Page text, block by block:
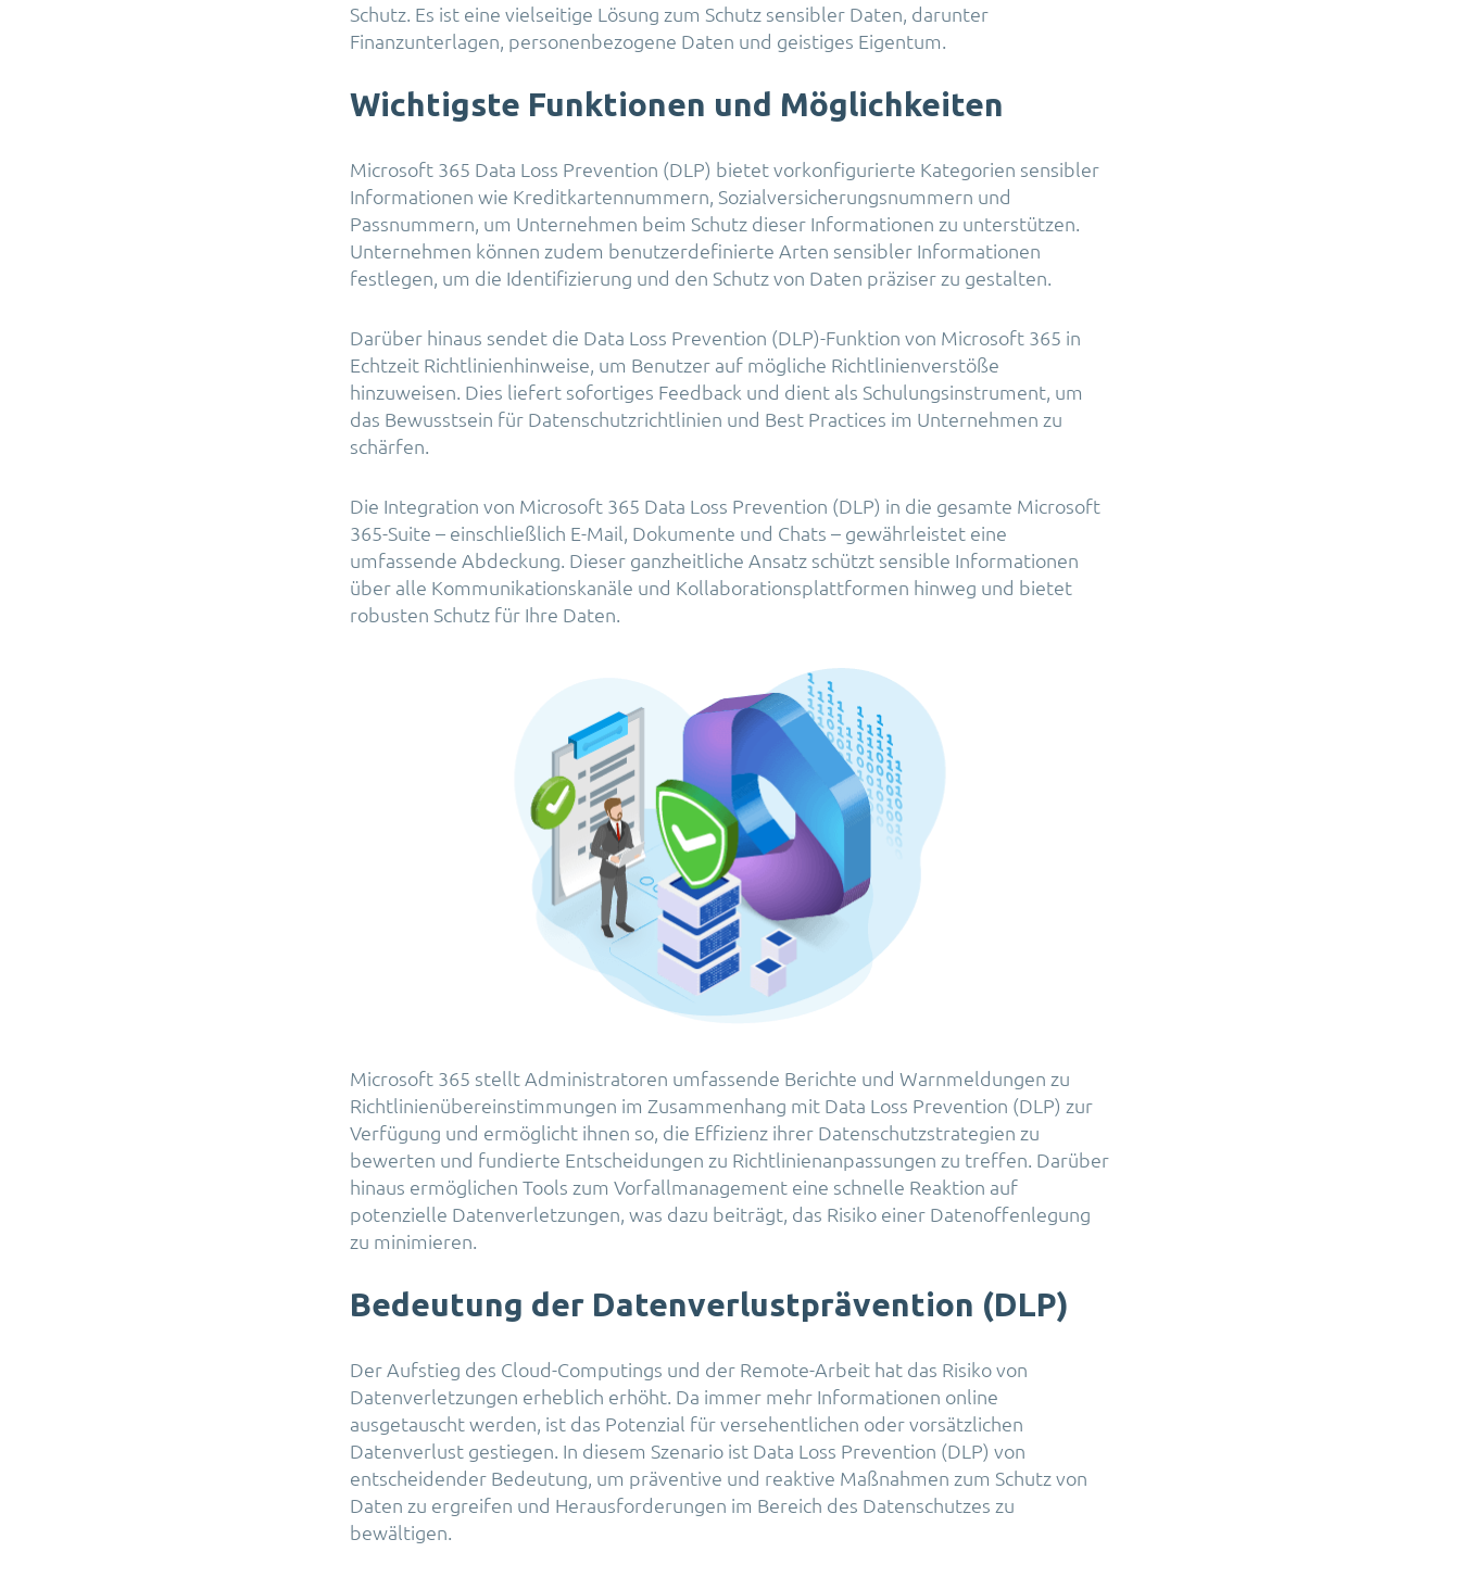
Schutz. Es ist eine vielseitige Lösung zum Schutz sensibler Daten, darunter
Finanzunterlagen, personenbezogene Daten und geistiges Eigentum.
Wichtigste Funktionen und Möglichkeiten
Microsoft 365 Data Loss Prevention (DLP) bietet vorkonfigurierte Kategorien sensibler
Informationen wie Kreditkartennummern, Sozialversicherungsnummern und
Passnummern, um Unternehmen beim Schutz dieser Informationen zu unterstützen.
Unternehmen können zudem benutzerdefinierte Arten sensibler Informationen
festlegen, um die Identifizierung und den Schutz von Daten präziser zu gestalten.
Darüber hinaus sendet die Data Loss Prevention (DLP)-Funktion von Microsoft 365 in
Echtzeit Richtlinienhinweise, um Benutzer auf mögliche Richtlinienverstöße
hinzuweisen. Dies liefert sofortiges Feedback und dient als Schulungsinstrument, um
das Bewusstsein für Datenschutzrichtlinien und Best Practices im Unternehmen zu
schärfen.
Die Integration von Microsoft 365 Data Loss Prevention (DLP) in die gesamte Microsoft
365-Suite – einschließlich E-Mail, Dokumente und Chats – gewährleistet eine
umfassende Abdeckung. Dieser ganzheitliche Ansatz schützt sensible Informationen
über alle Kommunikationskanäle und Kollaborationsplattformen hinweg und bietet
robusten Schutz für Ihre Daten.
Microsoft 365 stellt Administratoren umfassende Berichte und Warnmeldungen zu
Richtlinienübereinstimmungen im Zusammenhang mit Data Loss Prevention (DLP) zur
Verfügung und ermöglicht ihnen so, die Effizienz ihrer Datenschutzstrategien zu
bewerten und fundierte Entscheidungen zu Richtlinienanpassungen zu treffen. Darüber
hinaus ermöglichen Tools zum Vorfallmanagement eine schnelle Reaktion auf
potenzielle Datenverletzungen, was dazu beiträgt, das Risiko einer Datenoffenlegung
zu minimieren.
Bedeutung der Datenverlustprävention (DLP)
Der Aufstieg des Cloud-Computings und der Remote-Arbeit hat das Risiko von
Datenverletzungen erheblich erhöht. Da immer mehr Informationen online
ausgetauscht werden, ist das Potenzial für versehentlichen oder vorsätzlichen
Datenverlust gestiegen. In diesem Szenario ist Data Loss Prevention (DLP) von
entscheidender Bedeutung, um präventive und reaktive Maßnahmen zum Schutz von
Daten zu ergreifen und Herausforderungen im Bereich des Datenschutzes zu
bewältigen.